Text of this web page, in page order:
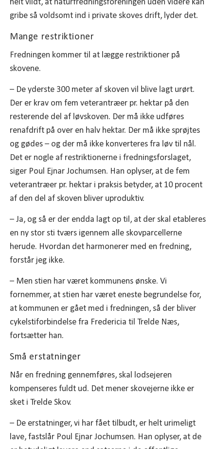
helt vildt, at naturfredningsforeningen uden videre kan
gribe så voldsomt ind i private skoves drift, lyder det.
Mange restriktioner
Fredningen kommer til at lægge restriktioner på
skovene.
– De yderste 300 meter af skoven vil blive lagt urørt.
Der er krav om fem veterantræer pr. hektar på den
resterende del af løvskoven. Der må ikke udføres
renafdrift på over en halv hektar. Der må ikke sprøjtes
og gødes – og der må ikke konverteres fra løv til nål.
Det er nogle af restriktionerne i fredningsforslaget,
siger Poul Ejnar Jochumsen. Han oplyser, at de fem
veterantræer pr. hektar i praksis betyder, at 10 procent
af den del af skoven bliver uproduktiv.
– Ja, og så er der endda lagt op til, at der skal etableres
en ny stor sti tværs igennem alle skovparcellerne
herude. Hvordan det harmonerer med en fredning,
forstår jeg ikke.
– Men stien har været kommunens ønske. Vi
fornemmer, at stien har været eneste begrundelse for,
at kommunen er gået med i fredningen, så der bliver
cykelstiforbindelse fra Fredericia til Trelde Næs,
fortsætter han.
Små erstatninger
Når en fredning gennemføres, skal lodsejeren
kompenseres fuldt ud. Det mener skovejerne ikke er
sket i Trelde Skov.
– De erstatninger, vi har fået tilbudt, er helt urimeligt
lave, fastslår Poul Ejnar Jochumsen. Han oplyser, at de